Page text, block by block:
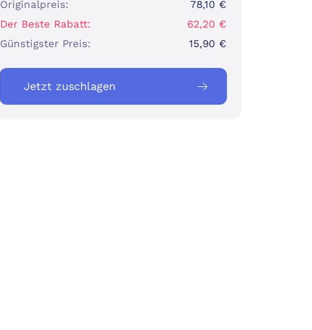
Originalpreis:
78,10 €
Der Beste Rabatt:
62,20 €
Günstigster Preis:
15,90 €
Jetzt zuschlagen